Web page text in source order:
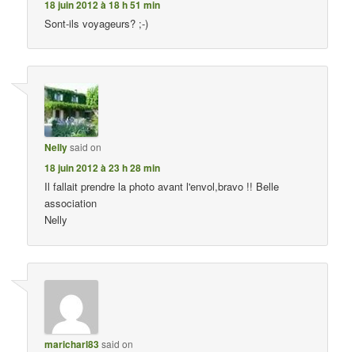
18 juin 2012 à 18 h 51 min
Sont-ils voyageurs? ;-)
Nellysaid on
18 juin 2012 à 23 h 28 min
Il fallait prendre la photo avant l'envol,bravo !! Belle
association
Nelly
maricharl83said on